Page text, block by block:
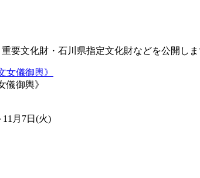
要文化財・石川県指定文化財などを公開し
儀御輿》
11月7日(火)